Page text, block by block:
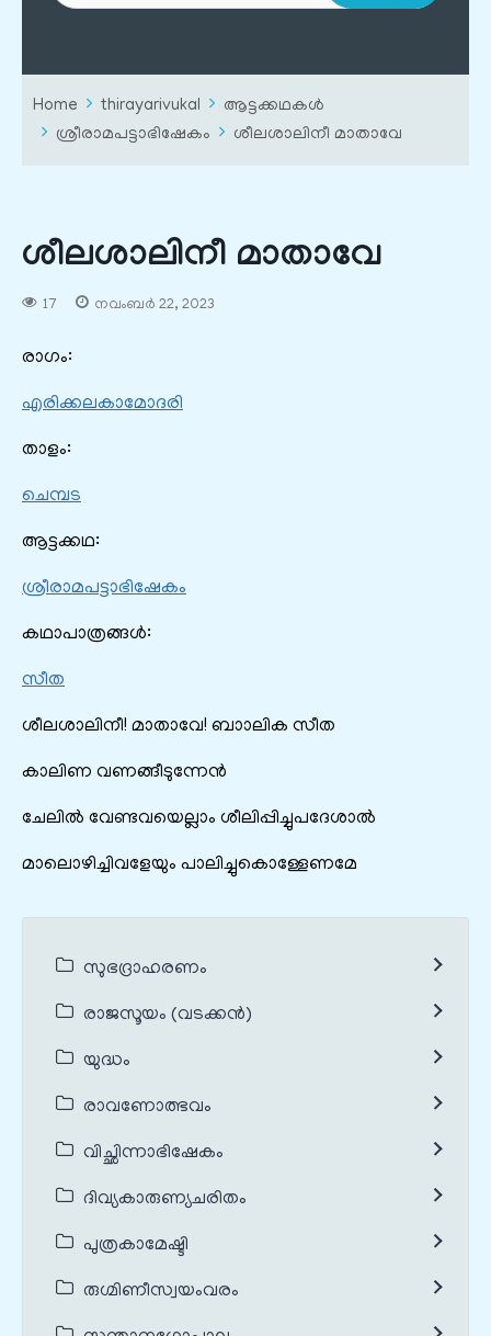
Home thirayarivukal
ആട്ടക്കഥകൾ
ശ്രീരാമപട്ടാഭിഷേകം
ശീലശാലിനീ മാതാവേ
ശീലശാലിനീ മാതാവേ
17 നവംബർ 22, 2023
രാഗം:
എരിക്കലകാമോദരി
താളം:
ചെമ്പട
ആട്ടക്കഥ:
ശ്രീരാമപട്ടാഭിഷേകം
കഥാപാത്രങ്ങൾ:
സീത
ശീലശാലിനീ! മാതാവേ! ബാ‍ാലിക സീത
കാലിണ വണങ്ങീടുന്നേൻ
ചേലിൽ വേണ്ടവയെല്ലാം ശീലിപ്പിച്ചുപദേശാൽ
മാലൊഴിച്ചിവളേയും പാലിച്ചുകൊള്ളേണമേ
സുഭദ്രാഹരണം
രാജസൂയം (വടക്കൻ)
യുദ്ധം
രാവണോത്ഭവം
വിച്ഛിന്നാഭിഷേകം
ദിവ്യകാരുണ്യചരിതം
പുത്രകാമേഷ്ടി
രുഗ്മിണീസ്വയംവരം